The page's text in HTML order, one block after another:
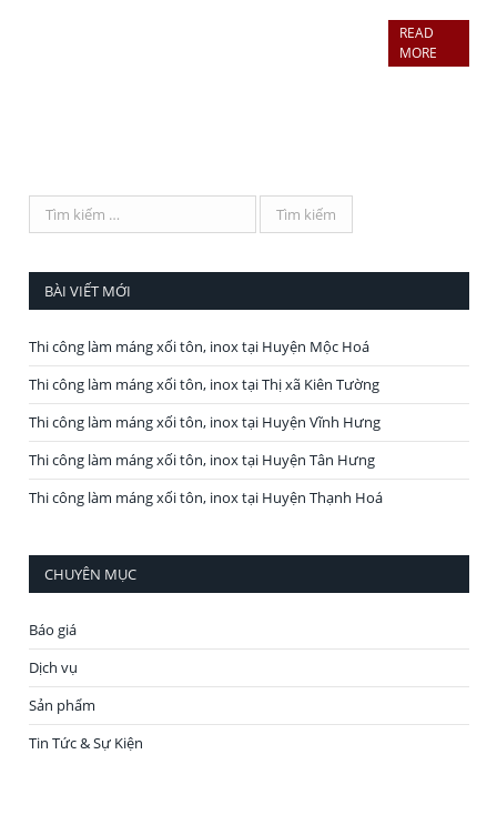
READ
MORE
BÀI VIẾT MỚI
Thi công làm máng xối tôn, inox tại Huyện Mộc Hoá
Thi công làm máng xối tôn, inox tại Thị xã Kiên Tường
Thi công làm máng xối tôn, inox tại Huyện Vĩnh Hưng
Thi công làm máng xối tôn, inox tại Huyện Tân Hưng
Thi công làm máng xối tôn, inox tại Huyện Thạnh Hoá
CHUYÊN MỤC
Báo giá
Dịch vụ
Sản phẩm
Tin Tức & Sự Kiện